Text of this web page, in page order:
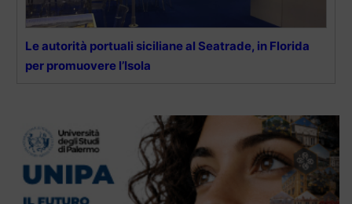
Le autorità portuali siciliane al Seatrade, in Florida
per promuovere l’Isola